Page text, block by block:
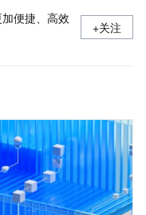
便捷、高效
+关注